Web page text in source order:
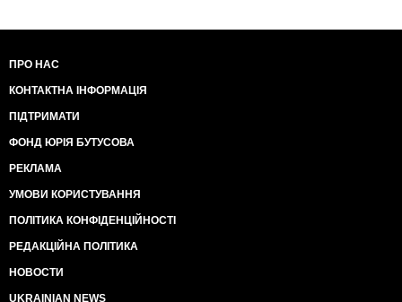
ПРО НАС
КОНТАКТНА ІНФОРМАЦІЯ
ПІДТРИМАТИ
ФОНД ЮРІЯ БУТУСОВА
РЕКЛАМА
УМОВИ КОРИСТУВАННЯ
ПОЛІТИКА КОНФІДЕНЦІЙНОСТІ
РЕДАКЦІЙНА ПОЛІТИКА
НОВОСТИ
UKRAINIAN NEWS